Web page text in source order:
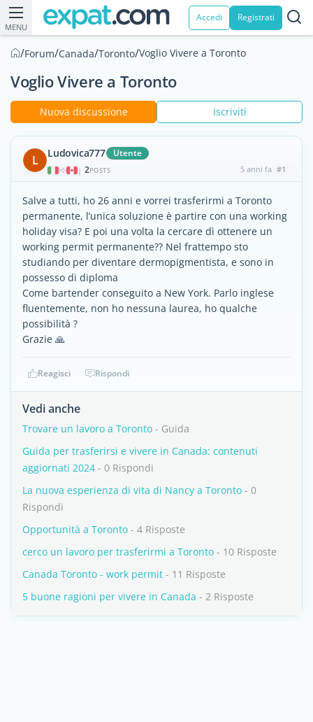
MENU
Accedi Registrati
/Forum/Canada/Toronto/Voglio Vivere a Toronto
Voglio Vivere a Toronto
Nuova discussione Iscriviti
L Ludovica777 Utente
| 2POSTS 5 anni fa #1
Salve a tutti, ho 26 anni e vorrei trasferirmi a Toronto
permanente, l’unica soluzione è partire con una working
holiday visa? E poi una volta la cercare dì ottenere un
working permit permanente?? Nel frattempo sto
studiando per diventare dermopigmentista, e sono in
possesso di diploma
Come bartender conseguito a New York. Parlo inglese
fluentemente, non ho nessuna laurea, ho qualche
possibilità ?
Grazie 🙏
Reagisci Rispondi
Vedi anche
Trovare un lavoro a Toronto - Guida
Guida per trasferirsi e vivere in Canada: contenuti
aggiornati 2024 - 0 Rispondi
La nuova esperienza di vita di Nancy a Toronto - 0
Rispondi
Opportunità a Toronto - 4 Risposte
cerco un lavoro per trasferirmi a Toronto - 10 Risposte
Canada Toronto - work permit - 11 Risposte
5 buone ragioni per vivere in Canada - 2 Risposte